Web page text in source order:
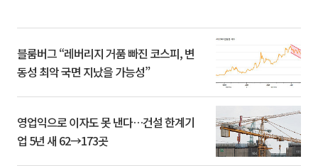
블룸버그 “레버리지 거품 빠진 코스피, 변
동성 최악 국면 지났을 가능성”
영업익으로 이자도 못 낸다…건설 한계기
업 5년 새 62→173곳